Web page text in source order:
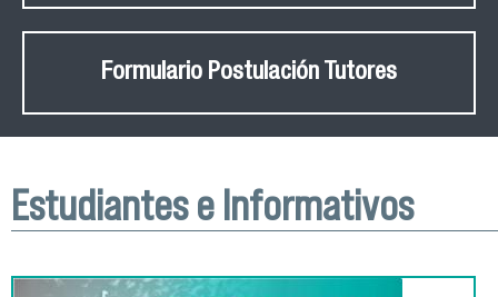
Formulario Postulación Tutores
Estudiantes e Informativos